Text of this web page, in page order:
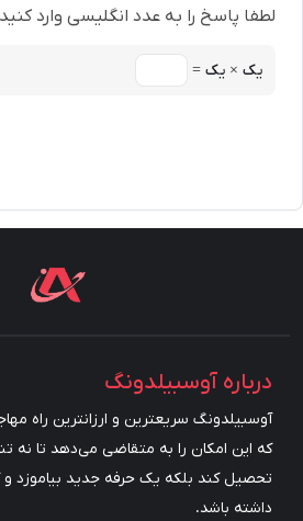
لطفا پاسخ را به عدد انگلیسی وارد
یک × یک =
درباره آوسبیلدونگ
آوسبیلدونگ سریعترین و ارزانترین راه
که این امکان را به متقاضی می‌دهد تا نه
تحصیل کند بلکه یک حرفه جدید بیاموزد
داشته باشد.